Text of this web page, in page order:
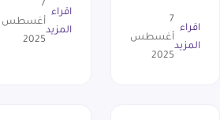
اقراء
المزيد
أغسطس
2025
اقراء
المزيد
أغسطس
2025